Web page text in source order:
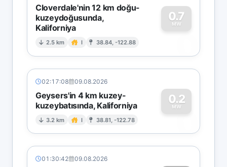
Cloverdale'nin 12 km doğu-
kuzeydoğusunda,
Kaliforniya
2.5 km I 38.84, -122.88
0.7
MW
0
02:17:08 09.08.2026
Geysers'in 4 km kuzey-
kuzeybatısında, Kaliforniya
3.2 km I 38.81, -122.78
0.2
MW
0
01:30:42 09.08.2026